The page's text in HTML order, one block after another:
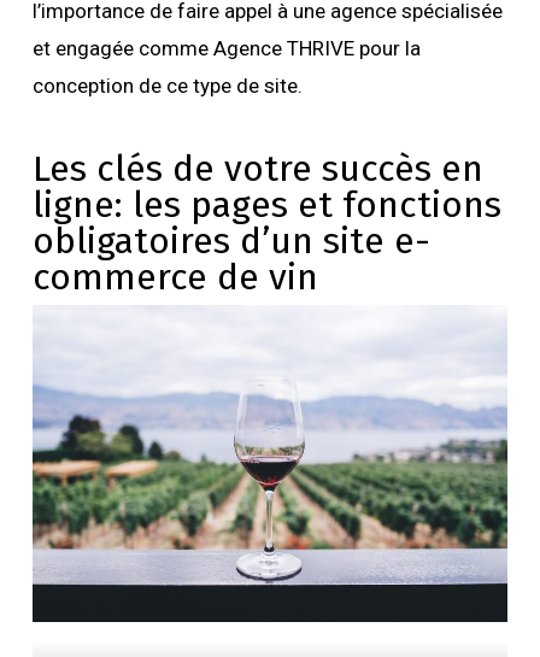
l’importance de faire appel à une agence spécialisée
et engagée comme Agence THRIVE pour la
conception de ce type de site.
Les clés de votre succès en
ligne: les pages et fonctions
obligatoires d’un site e-
commerce de vin